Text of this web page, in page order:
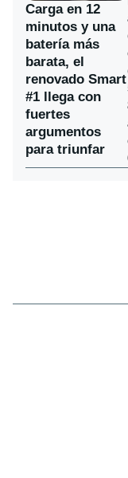
Carga en 12
minutos y una
batería más
barata, el
renovado Smart
#1 llega con
fuertes
argumentos
para triunfar